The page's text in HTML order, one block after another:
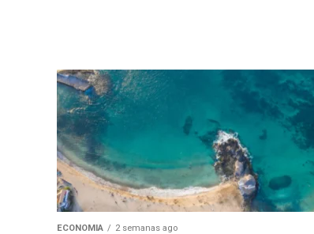
ECONOMIA 2 semanas ago